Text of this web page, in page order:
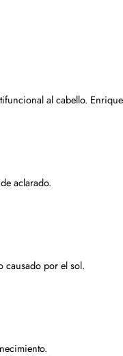
al cabello.
aclarado.
causado por el sol.